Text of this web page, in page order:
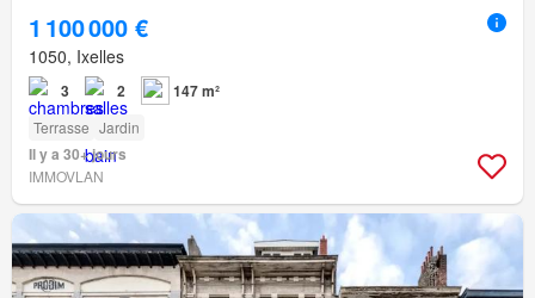
1 100 000 €
1050, Ixelles
3 2 147 m²
Terrasse Jardin
Il y a 30+ jours
IMMOVLAN